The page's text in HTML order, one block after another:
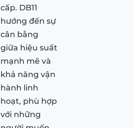
cấp. DB11
hướng đến sự
cân bằng
giữa hiệu suất
mạnh mẽ và
khả năng vận
hành linh
hoạt, phù hợp
với những